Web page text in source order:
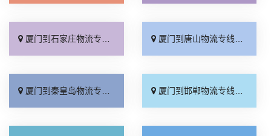
厦门到石家庄物流专线_准时准点「多少公里」 厦门到唐山物流专线_全境派送「收费介绍」
厦门到秦皇岛物流专线_高效运输「运保时效」 厦门到邯郸物流专线_物流拼车「全境配送」